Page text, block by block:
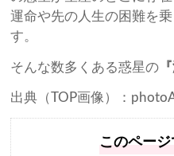
運命や先の人生の困難を
す。
そんな数多くある惑星の
出典（TOP画像）：
このペー